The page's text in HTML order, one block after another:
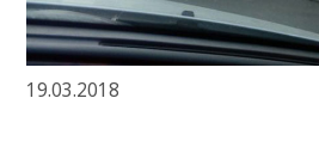
19.03.2018